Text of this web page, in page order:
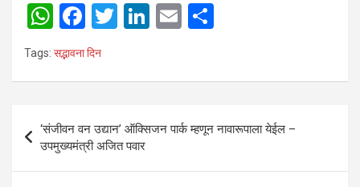
W
h
at
A
p
p
F
a
ce
o
o
k
T
Li
n
E
Tags: सद्भावना दिन
Post
navigation
‘संजीवन वन उद्यान’ ऑक्सिजन पार्क म्हणून नावारूपाला येईल –
उपमुख्यमंत्री अजित पवार